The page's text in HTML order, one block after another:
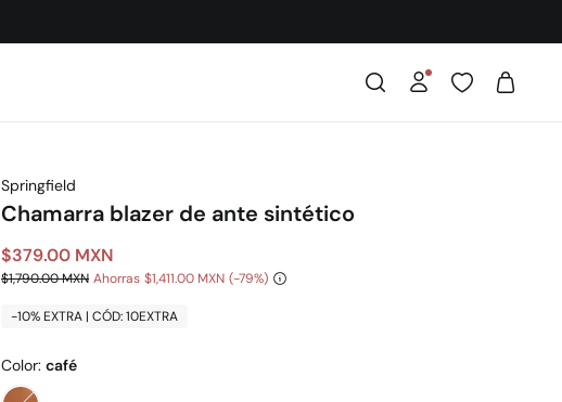
Springfield
Chamarra blazer de ante sintético
$379.00 MXN
$1,790.00 MXN Ahorras $1,411.00 MXN 79
-10% EXTRA | CÓD: 10EXTRA
Color: café